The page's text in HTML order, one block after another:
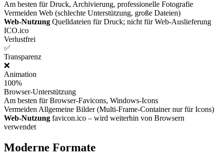
Am besten für Druck, Archivierung, professionelle Fotografie
Vermeiden Web (schlechte Unterstützung, große Dateien)
Web-Nutzung Quelldateien für Druck; nicht für Web-Auslieferung
ICO.ico
Verlustfrei
✅
Transparenz
❌
Animation
100%
Browser-Unterstützung
Am besten für Browser-Favicons, Windows-Icons
Vermeiden Allgemeine Bilder (Multi-Frame-Container nur für Icons)
Web-Nutzung favicon.ico – wird weiterhin von Browsern
verwendet
Moderne Formate